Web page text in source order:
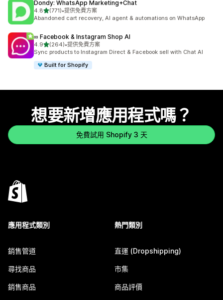
Dondy: WhatsApp Marketing+Chat
4.8滿分 5 顆星
(771)
共有 771 則評價
•提供免費方案
Abandoned cart recovery, AI agent & automations on WhatsApp
∞ Facebook & Instagram Shop AI
4.9滿分 5 顆星
(264)
共有 264 則評價
•提供免費方案
Sync products to Instagram Direct & Facebook sell with Chat AI
Built for Shopify
想要新增應用程式嗎？
免費試用 Shopify 3 天
應用程式類別
銷售管道
尋找商品
銷售商品
熱門類別
直運 (Dropshipping)
市集
商品評價